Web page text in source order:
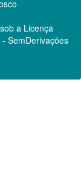
a Licença
SemDerivações